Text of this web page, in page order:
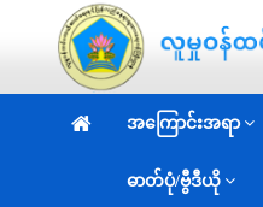
အကြောင်းအရာ
ဓာတ်ပုံ/ဗွီဒီယို